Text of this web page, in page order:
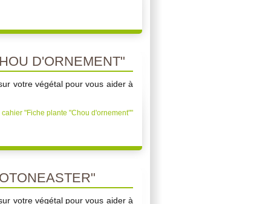
D'ORNEMENT"
votre végétal pour vous aider à
"Fiche plante "Chou d'ornement""
votre végétal pour vous aider à